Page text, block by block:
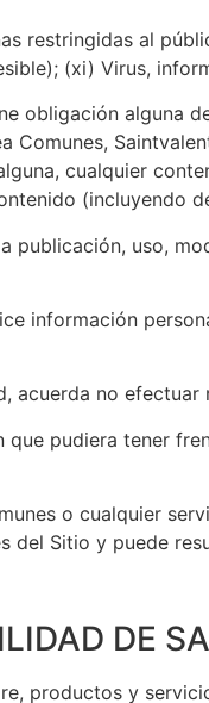
restringidas al
(xi) Virus,
obligación alguna
Comunes,
cualquier
(incluyendo
publicación, uso,
información
acuerda no
que pudiera tener
o cualquier
del Sitio y puede
DE
productos y